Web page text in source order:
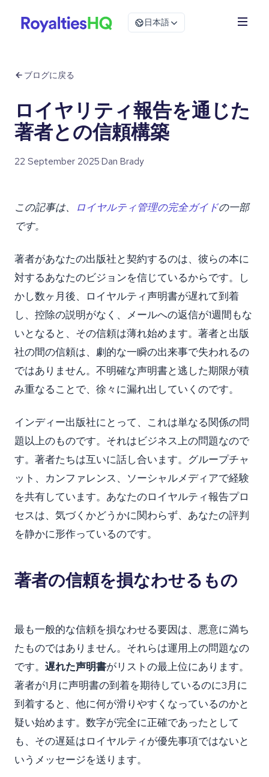
日本語
ブログに戻る
ロイヤリティ報告を通じた
著者との信頼構築
22 September 2025·Dan Brady
この記事は、 ロイヤルティ管理の完全ガイドの一部
です。
著者があなたの出版社と契約するのは、彼らの本に
対するあなたのビジョンを信じているからです。し
かし数ヶ月後、ロイヤルティ声明書が遅れて到着
し、控除の説明がなく、メールへの返信が1週間もな
いとなると、その信頼は薄れ始めます。著者と出版
社の間の信頼は、劇的な一瞬の出来事で失われるの
ではありません。不明確な声明書と逃した期限が積
み重なることで、徐々に漏れ出していくのです。
インディー出版社にとって、これは単なる関係の問
題以上のものです。それはビジネス上の問題なので
す。著者たちは互いに話し合います。グループチャ
ット、カンファレンス、ソーシャルメディアで経験
を共有しています。あなたのロイヤルティ報告プロ
セスは、気づくかどうかに関わらず、あなたの評判
を静かに形作っているのです。
著者の信頼を損なわせるもの
最も一般的な信頼を損なわせる要因は、悪意に満ち
たものではありません。それらは運用上の問題なの
です。 遅れた声明書がリストの最上位にあります。
著者が1月に声明書の到着を期待しているのに3月に
到着すると、他に何が滑りやすくなっているのかと
疑い始めます。数字が完全に正確であったとして
も、その遅延はロイヤルティが優先事項ではないと
いうメッセージを送ります。